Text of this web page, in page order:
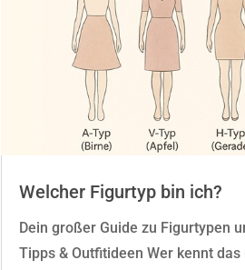
Welcher Figurtyp bin ich?
Dein großer Guide zu Figurtypen
Tipps & Outfitideen Wer kennt